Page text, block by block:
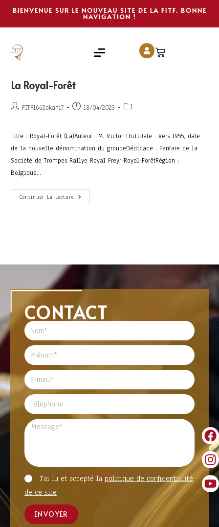
BIENVENUE SUR LE NOUVEAU SITE DE LA FITF. BONNE
NAVIGATION !
La Royal-Forêt
FITF1662akahi7 18/04/2023
Titre : Royal-Forêt (La)Auteur : M. Victor ThillDate : Vers 1955, date
de la nouvelle dénomination du groupeDédicace : Fanfare de la
Société de Trompes Rallye Royal Freyr-Royal-ForêtRégion :
Belgique…
Continuer La Lecture
CONTACT
J'ai lu et accepté la politique de confidentialité
de ce site
ENVOYER